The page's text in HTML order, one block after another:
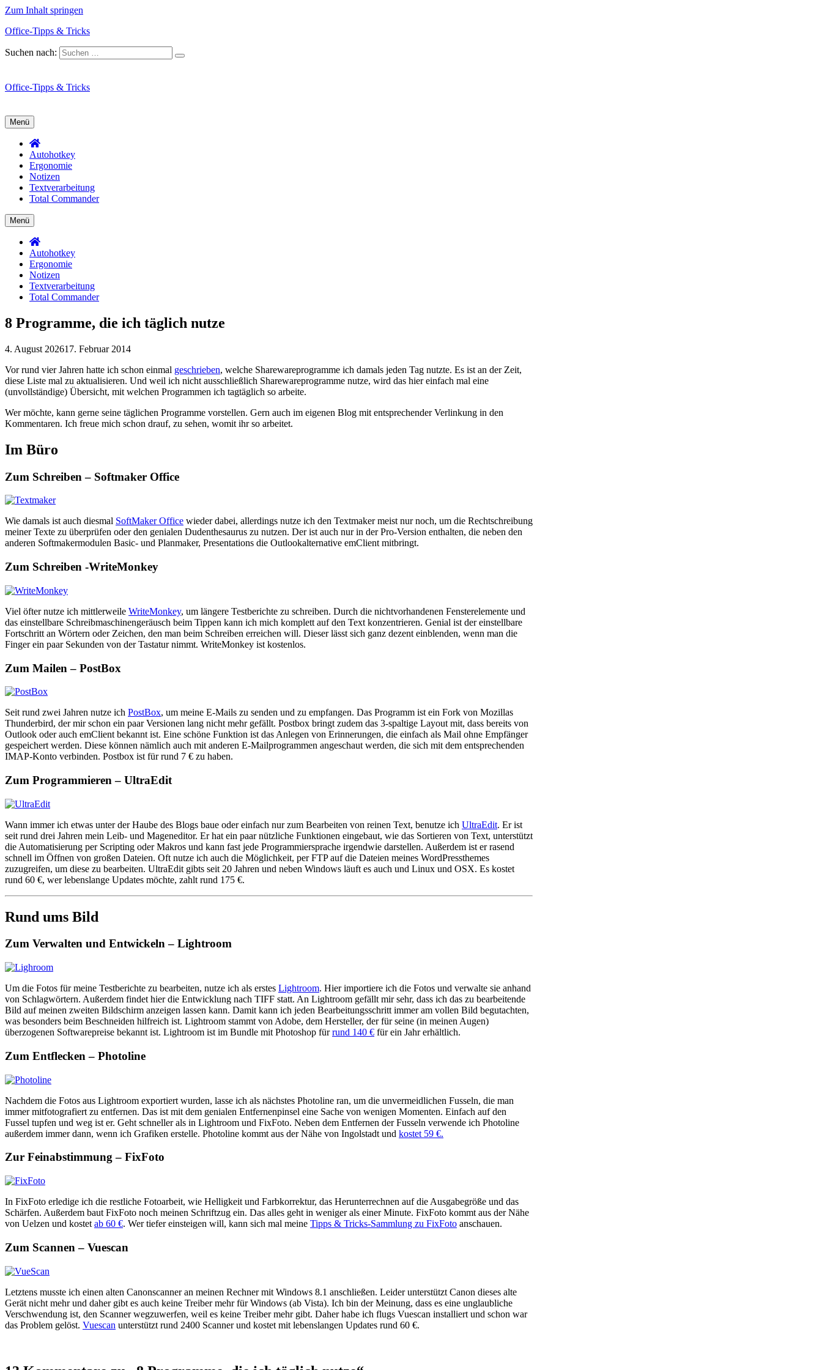
Zum Inhalt springen
Office-Tipps & Tricks
Suchen nach:
Office-Tipps & Tricks
Menü
Autohotkey
Ergonomie
Notizen
Textverarbeitung
Total Commander
Menü
Autohotkey
Ergonomie
Notizen
Textverarbeitung
Total Commander
8 Programme, die ich täglich nutze
4. August 202617. Februar 2014
Vor rund vier Jahren hatte ich schon einmal geschrieben, welche Sharewareprogramme ich damals jeden Tag nutzte. Es ist an der Zeit,
diese Liste mal zu aktualisieren. Und weil ich nicht ausschließlich Sharewareprogramme nutze, wird das hier einfach mal eine
(unvollständige) Übersicht, mit welchen Programmen ich tagtäglich so arbeite.
Wer möchte, kann gerne seine täglichen Programme vorstellen. Gern auch im eigenen Blog mit entsprechender Verlinkung in den
Kommentaren. Ich freue mich schon drauf, zu sehen, womit ihr so arbeitet.
Im Büro
Zum Schreiben – Softmaker Office
Wie damals ist auch diesmal SoftMaker Office wieder dabei, allerdings nutze ich den Textmaker meist nur noch, um die Rechtschreibung
meiner Texte zu überprüfen oder den genialen Dudenthesaurus zu nutzen. Der ist auch nur in der Pro-Version enthalten, die neben den
anderen Softmakermodulen Basic- und Planmaker, Presentations die Outlookalternative emClient mitbringt.
Zum Schreiben -WriteMonkey
Viel öfter nutze ich mittlerweile WriteMonkey, um längere Testberichte zu schreiben. Durch die nichtvorhandenen Fensterelemente und
das einstellbare Schreibmaschinengeräusch beim Tippen kann ich mich komplett auf den Text konzentrieren. Genial ist der einstellbare
Fortschritt an Wörtern oder Zeichen, den man beim Schreiben erreichen will. Dieser lässt sich ganz dezent einblenden, wenn man die
Finger ein paar Sekunden von der Tastatur nimmt. WriteMonkey ist kostenlos.
Zum Mailen – PostBox
Seit rund zwei Jahren nutze ich PostBox, um meine E-Mails zu senden und zu empfangen. Das Programm ist ein Fork von Mozillas
Thunderbird, der mir schon ein paar Versionen lang nicht mehr gefällt. Postbox bringt zudem das 3-spaltige Layout mit, dass bereits von
Outlook oder auch emClient bekannt ist. Eine schöne Funktion ist das Anlegen von Erinnerungen, die einfach als Mail ohne Empfänger
gespeichert werden. Diese können nämlich auch mit anderen E-Mailprogrammen angeschaut werden, die sich mit dem entsprechenden
IMAP-Konto verbinden. Postbox ist für rund 7 € zu haben.
Zum Programmieren – UltraEdit
Wann immer ich etwas unter der Haube des Blogs baue oder einfach nur zum Bearbeiten von reinen Text, benutze ich UltraEdit. Er ist
seit rund drei Jahren mein Leib- und Mageneditor. Er hat ein paar nützliche Funktionen eingebaut, wie das Sortieren von Text, unterstützt
die Automatisierung per Scripting oder Makros und kann fast jede Programmiersprache irgendwie darstellen. Außerdem ist er rasend
schnell im Öffnen von großen Dateien. Oft nutze ich auch die Möglichkeit, per FTP auf die Dateien meines WordPressthemes
zuzugreifen, um diese zu bearbeiten. UltraEdit gibts seit 20 Jahren und neben Windows läuft es auch und Linux und OSX. Es kostet
rund 60 €, wer lebenslange Updates möchte, zahlt rund 175 €.
Rund ums Bild
Zum Verwalten und Entwickeln – Lightroom
Um die Fotos für meine Testberichte zu bearbeiten, nutze ich als erstes Lightroom. Hier importiere ich die Fotos und verwalte sie anhand
von Schlagwörtern. Außerdem findet hier die Entwicklung nach TIFF statt. An Lightroom gefällt mir sehr, dass ich das zu bearbeitende
Bild auf meinen zweiten Bildschirm anzeigen lassen kann. Damit kann ich jeden Bearbeitungsschritt immer am vollen Bild begutachten,
was besonders beim Beschneiden hilfreich ist. Lightroom stammt von Adobe, dem Hersteller, der für seine (in meinen Augen)
überzogenen Softwarepreise bekannt ist. Lightroom ist im Bundle mit Photoshop fürrund 140 € für ein Jahr erhältlich.
Zum Entflecken – Photoline
Nachdem die Fotos aus Lightroom exportiert wurden, lasse ich als nächstes Photoline ran, um die unvermeidlichen Fusseln, die man
immer mitfotografiert zu entfernen. Das ist mit dem genialen Entfernenpinsel eine Sache von wenigen Momenten. Einfach auf den
Fussel tupfen und weg ist er. Geht schneller als in Lightroom und FixFoto. Neben dem Entfernen der Fusseln verwende ich Photoline
außerdem immer dann, wenn ich Grafiken erstelle. Photoline kommt aus der Nähe von Ingolstadt und kostet 59 €.
Zur Feinabstimmung – FixFoto
In FixFoto erledige ich die restliche Fotoarbeit, wie Helligkeit und Farbkorrektur, das Herunterrechnen auf die Ausgabegröße und das
Schärfen. Außerdem baut FixFoto noch meinen Schriftzug ein. Das alles geht in weniger als einer Minute. FixFoto kommt aus der Nähe
von Uelzen und kostet ab 60 €. Wer tiefer einsteigen will, kann sich mal meine Tipps & Tricks-Sammlung zu FixFoto anschauen.
Zum Scannen – Vuescan
Letztens musste ich einen alten Canonscanner an meinen Rechner mit Windows 8.1 anschließen. Leider unterstützt Canon dieses alte
Gerät nicht mehr und daher gibt es auch keine Treiber mehr für Windows (ab Vista). Ich bin der Meinung, dass es eine unglaubliche
Verschwendung ist, den Scanner wegzuwerfen, weil es keine Treiber mehr gibt. Daher habe ich flugs Vuescan installiert und schon war
das Problem gelöst. Vuescan unterstützt rund 2400 Scanner und kostet mit lebenslangen Updates rund 60 €.